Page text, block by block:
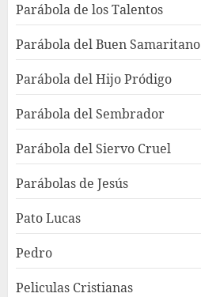
Parábola de los Talentos
Parábola del Buen Samaritano
Parábola del Hijo Pródigo
Parábola del Sembrador
Parábola del Siervo Cruel
Parábolas de Jesús
Pato Lucas
Pedro
Peliculas Cristianas